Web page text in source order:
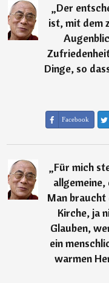
„Der
ist, mit dem
Dinge, so
Facebook
„Für mich
allgemeine,
Man braucht
Kirche, ja
Glauben,
ein
warmen